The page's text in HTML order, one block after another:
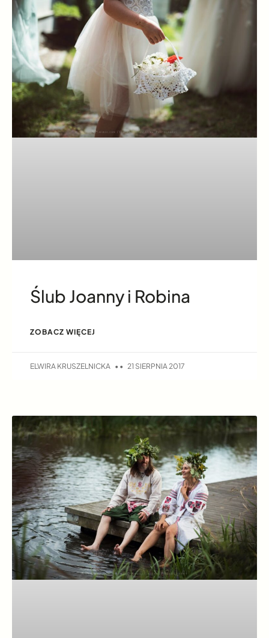
Ślub Joanny i Robina
ZOBACZ WIĘCEJ
ELWIRA KRUSZELNICKA 21 SIERPNIA 2017